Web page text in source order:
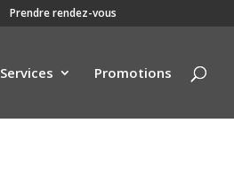
Prendre rendez-vous
Services Promotions